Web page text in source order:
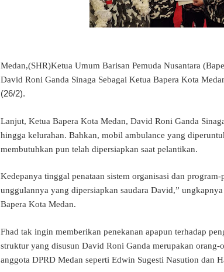
Medan,(SHR)Ketua Umum Barisan Pemuda Nusantara
David Roni Ganda Sinaga Sebagai Ketua Bapera Kota
(26/2).
Lanjut, Ketua Bapera Kota Medan, David Roni Ganda
hingga kelurahan. Bahkan, mobil ambulance yang
membutuhkan pun telah dipersiapkan saat pelantikan.
Kedepanya tinggal penataan sistem organisasi dan
unggulannya yang dipersiapkan saudara David,”
Bapera Kota Medan.
Fhad tak ingin memberikan penekanan apapun terhadap
struktur yang disusun David Roni Ganda merupakan
anggota DPRD Medan seperti Edwin Sugesti Nasution dan